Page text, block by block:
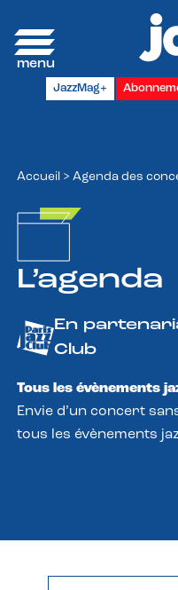
JazzMag+
Accueil > Agenda des
L’agenda
En
Club
Tous les évènements
Envie d’un concert
tous les évènements